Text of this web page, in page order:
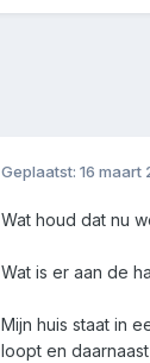
Geplaatst: 16 maart
Wat houd dat nu
Wat is er aan de
Mijn huis staat in
loopt en